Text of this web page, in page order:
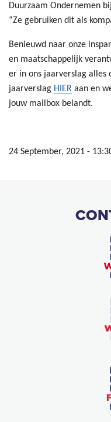
Duurzaam Ondernemen
“Ze gebruiken dit als
Benieuwd naar onze
en maatschappelijk
er in ons jaarverslag alles
jaarverslag HIER aan en
jouw mailbox belandt.
24 September, 2021 -